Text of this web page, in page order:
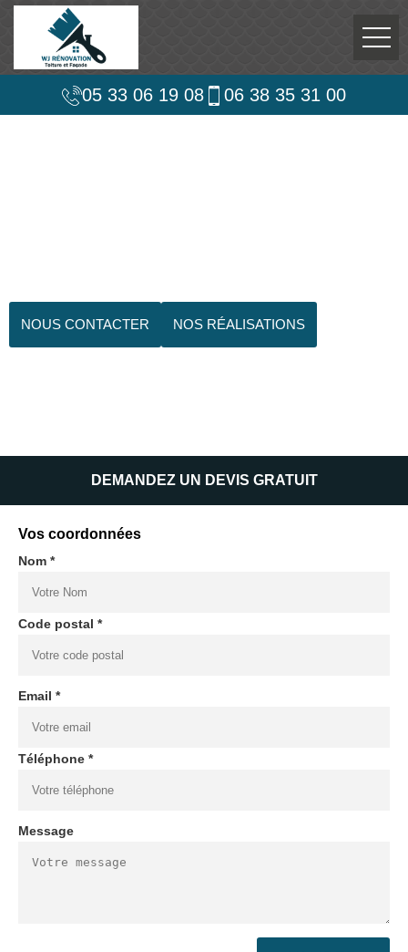
05 33 06 19 08 06 38 35 31 00
NOUS CONTACTER NOS RÉALISATIONS
DEMANDEZ UN DEVIS GRATUIT
Vos coordonnées
Nom *
Code postal *
Email *
Téléphone *
Message